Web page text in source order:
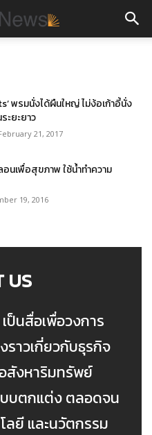
พรมนั่งได้ผืนใหญ่ ไม่ง้อเก้าอี้นั่ง
ะยะยาว
21, 2017
อนเพื่อสุขภาพ ใช้น้ำทำความ
19, 2016
US
ป็นสื่อเพื่อวงการ
ราวเกี่ยวกับธุรกิจ
สังหาริมทรัพย์
บตกแต่ง ตลอดจน
ลยี และนวัตกรรม